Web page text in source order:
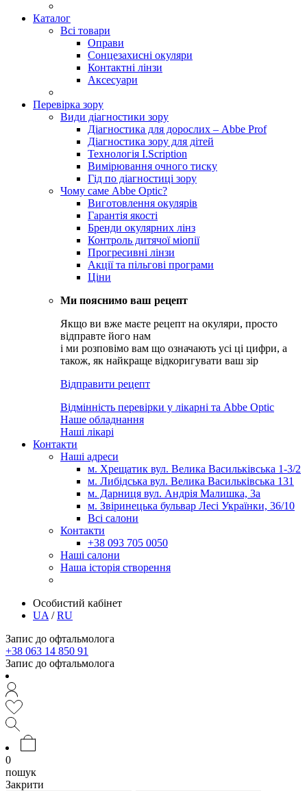
Каталог
Всі товари
Оправи
Сонцезахисні окуляри
Контактні лінзи
Аксесуари
Перевірка зору
Види діагностики зору
Діагностика для дорослих – Abbe Prof
Діагностика зору для дітей
Технологія I.Scription
Вимірювання очного тиску
Гід по діагностиці зору
Чому саме Abbe Optic?
Виготовлення окулярів
Гарантія якості
Бренди окулярних лінз
Контроль дитячої міопії
Прогресивні лінзи
Акції та пільгові програми
Ціни
Ми пояснимо ваш рецепт
Якщо ви вже маєте рецепт на окуляри, просто
відправте його нам
і ми розповімо вам що означають усі ці цифри, а
також, як найкраще відкоригувати ваш зір
Відправити рецепт
Відмінність перевірки у лікарні та Abbe Optic
Наше обладнання
Наші лікарі
Контакти
Наші адреси
м. Хрещатик вул. Велика Васильківська 1-3/2
м. Либідська вул. Велика Васильківська 131
м. Дарниця вул. Андрія Малишка, 3а
м. Звіринецька бульвар Лесі Українки, 36/10
Всі салони
Контакти
+38 093 705 0050
Наші салони
Наша історія створення
Особистий кабінет
UA /RU
Запис до офтальмолога
+38 063 14 850 91
Запис до офтальмолога
0
пошук
Закрити